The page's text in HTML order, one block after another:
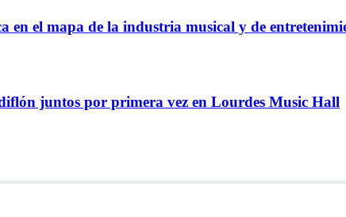
en el mapa de la industria musical y de
juntos por primera vez en Lourdes Music Hall